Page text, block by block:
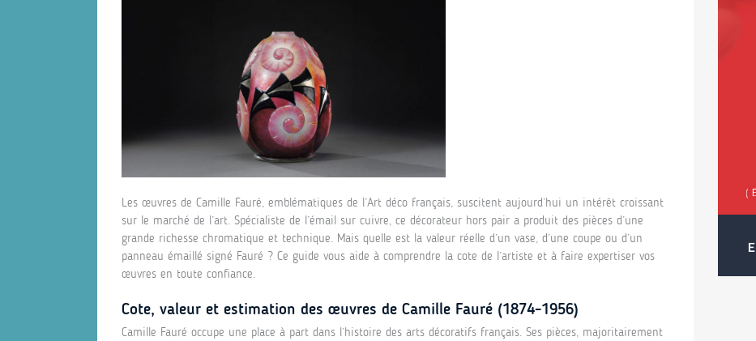
Les œuvres de Camille Fauré, emblématiques de l’Art déco français, suscitent aujourd’hui un intérêt croissant
sur le marché de l’art. Spécialiste de l’émail sur cuivre, ce décorateur hors pair a produit des pièces d’une
grande richesse chromatique et technique. Mais quelle est la valeur réelle d’un vase, d’une coupe ou d’un
panneau émaillé signé Fauré ? Ce guide vous aide à comprendre la cote de l’artiste et à faire expertiser vos
œuvres en toute confiance.
Cote, valeur et estimation des œuvres de Camille Fauré (1874-1956)
Camille Fauré occupe une place à part dans l’histoire des arts décoratifs français. Ses pièces, majoritairement